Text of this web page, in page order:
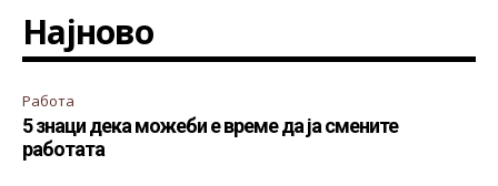
Најново
Работа
5 знаци дека можеби е време да ја смените
работата